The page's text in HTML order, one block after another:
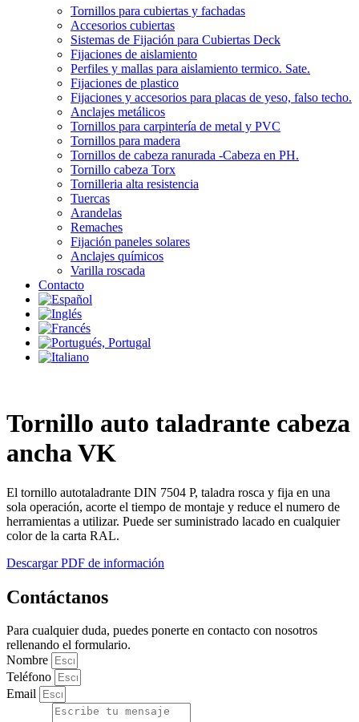
Tornillos para cubiertas y fachadas
Accesorios cubiertas
Sistemas de Fijación para Cubiertas Deck
Fijaciones de aislamiento
Perfiles y mallas para aislamiento termico. Sate.
Fijaciones de plastico
Fijaciones y accesorios para placas de yeso, falso techo.
Anclajes metálicos
Tornillos para carpintería de metal y PVC
Tornillos para madera
Tornillos de cabeza ranurada -Cabeza en PH.
Tornillo cabeza Torx
Tornilleria alta resistencia
Tuercas
Arandelas
Remaches
Fijación paneles solares
Anclajes químicos
Varilla roscada
Contacto
Tornillo auto taladrante cabeza
ancha VK
El tornillo autotaladrante DIN 7504 P, taladra rosca y fija en una
sola operación, acorte el tiempo de montaje y reduce el numero de
herramientas a utilizar. Puede ser suministrado lacado en cualquier
color de la carta RAL.
Descargar PDF de información
Contáctanos
Para cualquier duda, puedes ponerte en contacto con nosotros
rellenando el formulario.
Nombre
Teléfono
Email